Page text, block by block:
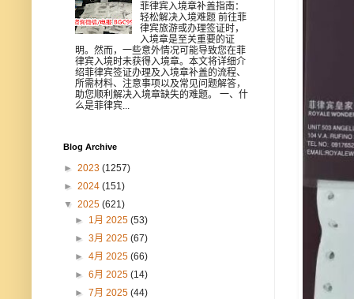
菲律宾入境章补盖指南：
轻松解决入境难题 前往菲
律宾旅游或办理签证时，
入境章是至关重要的证
明。然而，一些意外情况可能导致您在菲
律宾入境时未获得入境章。本文将详细介
绍菲律宾签证办理及入境章补盖的流程、
所需材料、注意事项以及常见问题解答，
助您顺利解决入境章缺失的难题。 一、什
么是菲律宾...
Blog Archive
► 2023 (1257)
► 2024 (151)
▼ 2025 (621)
► 1月 2025(53)
►3月 2025(67)
►4月 2025(66)
►6月 2025(14)
►7月 2025(44)